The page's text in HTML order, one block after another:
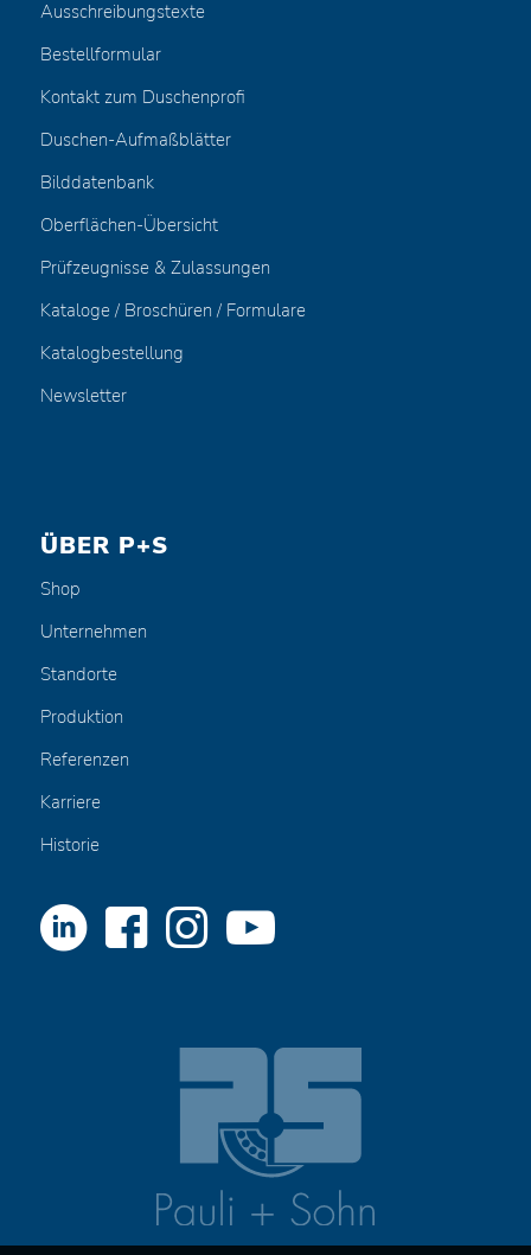
Ausschreibungstexte
Bestellformular
Kontakt zum Duschenprofi
Duschen-Aufmaßblätter
Bilddatenbank
Oberflächen-Übersicht
Prüfzeugnisse & Zulassungen
Kataloge / Broschüren / Formulare
Katalogbestellung
Newsletter
ÜBER P+S
Shop
Unternehmen
Standorte
Produktion
Referenzen
Karriere
Historie